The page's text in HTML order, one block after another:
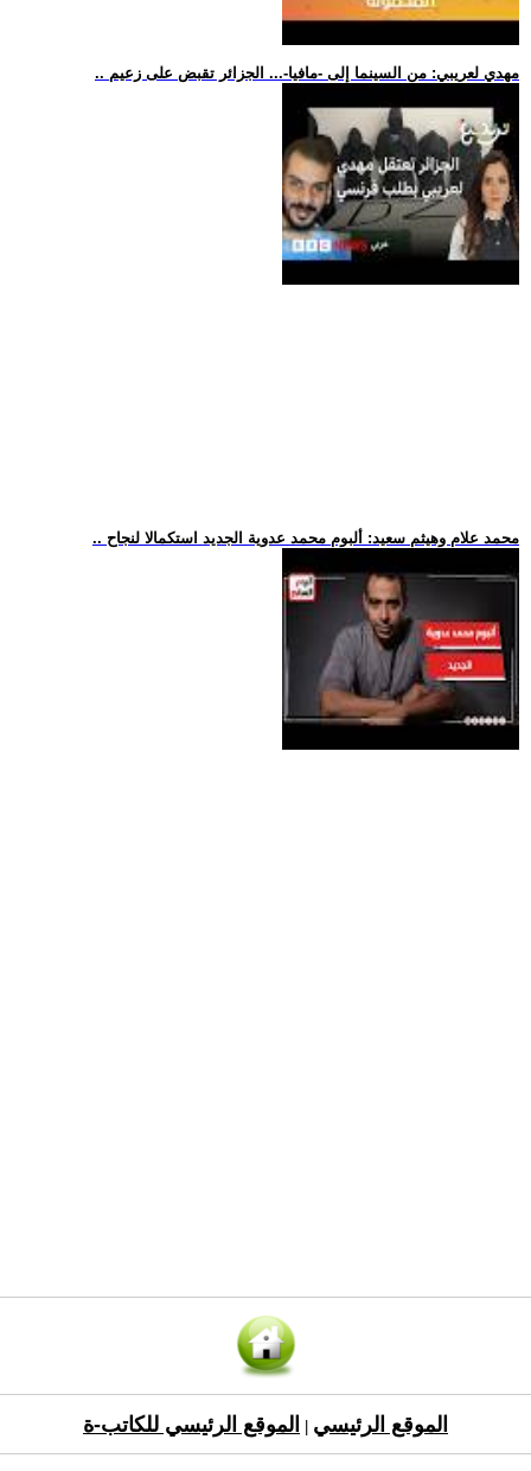
.. مهدي لعريبي: من السينما إلى -مافيا-... الجزائر تقبض على زعيم
.. محمد علام وهيثم سعيد: ألبوم محمد عدوية الجديد استكمالا لنجاح
الموقع الرئيسي الموقع الرئيسي للكاتب-ة